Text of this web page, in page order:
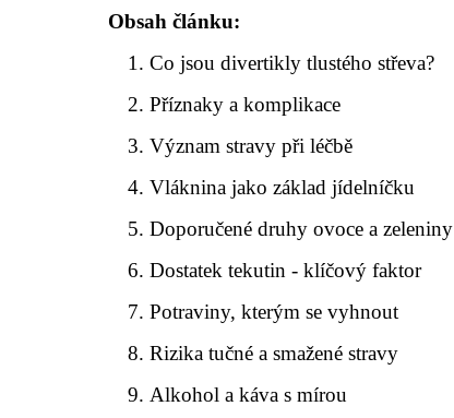
Obsah článku:
Co jsou divertikly tlustého střeva?
Příznaky a komplikace
Význam stravy při léčbě
Vláknina jako základ jídelníčku
Doporučené druhy ovoce a zeleniny
Dostatek tekutin - klíčový faktor
Potraviny, kterým se vyhnout
Rizika tučné a smažené stravy
Alkohol a káva s mírou